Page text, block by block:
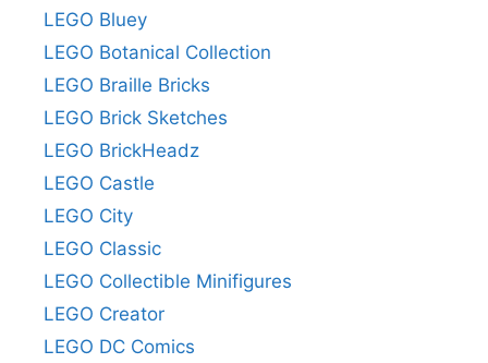
LEGO Bluey
LEGO Botanical Collection
LEGO Braille Bricks
LEGO Brick Sketches
LEGO BrickHeadz
LEGO Castle
LEGO City
LEGO Classic
LEGO Collectible Minifigures
LEGO Creator
LEGO DC Comics